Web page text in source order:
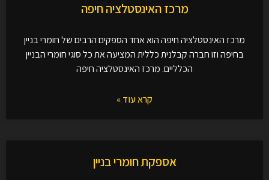
מרכז האינסטלציה חיפה
מרכז האינסטלציה חיפה הוא אחד הספקים הרבים של חומרי בניין
בחיפה וזו חברה קבלנית כללית המציעה את כל סוגי חומרי הבניין
הכלליים. מרכז האינסטלציה חיפה
קרא עוד »
אספקת חומרי בניין